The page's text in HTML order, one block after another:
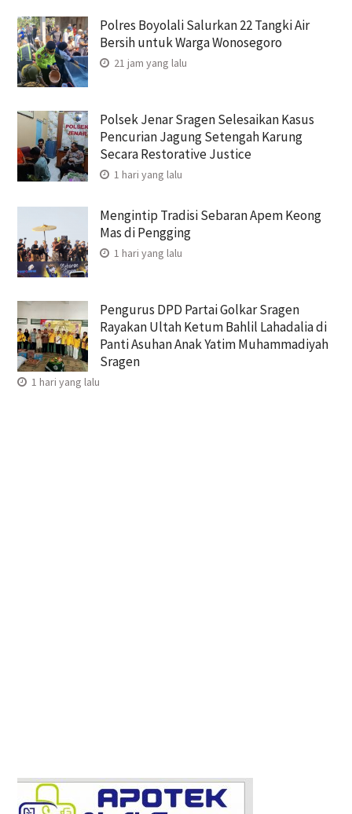
Polres Boyolali Salurkan 22 Tangki Air
Bersih untuk Warga Wonosegoro
21 jam yang lalu
Polsek Jenar Sragen Selesaikan Kasus
Pencurian Jagung Setengah Karung
Secara Restorative Justice
1 hari yang lalu
Mengintip Tradisi Sebaran Apem Keong
Mas di Pengging
1 hari yang lalu
Pengurus DPD Partai Golkar Sragen
Rayakan Ultah Ketum Bahlil Lahadalia di
Panti Asuhan Anak Yatim Muhammadiyah
Sragen
1 hari yang lalu